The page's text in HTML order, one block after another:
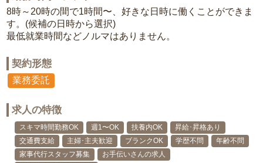
8時～20時の間で1時間〜、好きな日時に働くことができま
す。(候補の日時から選択)
最低就業時間などノルマはありません。
契約形態
業務委託
求人の特徴
スキマ時間勤務OK 週1〜OK 扶養内OK
昇給･昇格あり
交通費支給
主婦･主夫歓迎 ブランクOK 学歴不問
年齢不問
家事代行スタッフ募集
お手伝いさんの求人